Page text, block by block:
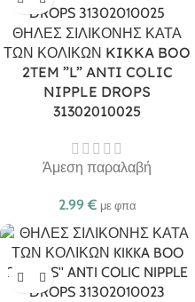
ΘΗΛΕΣ ΣΙΛΙΚΟΝΗΣ ΚΑΤΑ
ΤΩΝ ΚΟΛΙΚΩΝ KIKKA BOO
2TEM ”L” ANTI COLIC
NIPPLE DROPS
31302010025
Άμεση παραλαβή
2.99 € με φπα